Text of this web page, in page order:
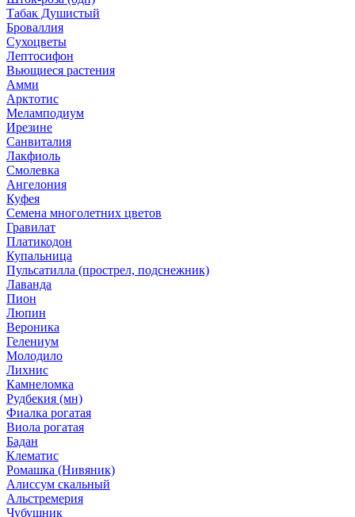
Табак Душистый
Броваллия
Сухоцветы
Лептосифон
Вьющиеся растения
Амми
Арктотис
Меламподиум
Ирезине
Санвиталия
Лакфиоль
Смолевка
Ангелония
Куфея
Семена многолетних цветов
Гравилат
Платикодон
Купальница
Пульсатилла (прострел, подснежник)
Лаванда
Пион
Люпин
Вероника
Гелениум
Молодило
Лихнис
Камнеломка
Рудбекия (мн)
Фиалка рогатая
Виола рогатая
Бадан
Клематис
Ромашка (Нивяник)
Алиссум скальный
Альстремерия
Чубушник